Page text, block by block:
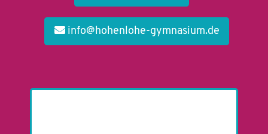
info@hohenlohe-gymnasium.de